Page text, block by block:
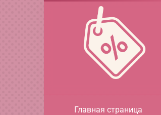
Главная страница